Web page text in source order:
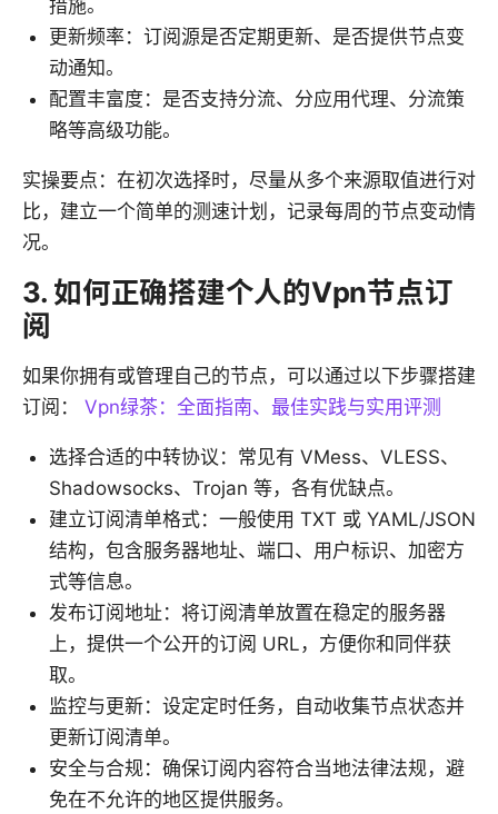
措施。
更新频率：订阅源是否定期更新、是否提供节点变
动通知。
配置丰富度：是否支持分流、分应用代理、分流策
略等高级功能。
实操要点：在初次选择时，尽量从多个来源取值进行对
比，建立一个简单的测速计划，记录每周的节点变动情
况。
3. 如何正确搭建个人的Vpn节点订
阅
如果你拥有或管理自己的节点，可以通过以下步骤搭建
订阅： Vpn绿茶：全面指南、最佳实践与实用评测
选择合适的中转协议：常见有 VMess、VLESS、
Shadowsocks、Trojan 等，各有优缺点。
建立订阅清单格式：一般使用 TXT 或 YAML/JSON
结构，包含服务器地址、端口、用户标识、加密方
式等信息。
发布订阅地址：将订阅清单放置在稳定的服务器
上，提供一个公开的订阅 URL，方便你和同伴获
取。
监控与更新：设定定时任务，自动收集节点状态并
更新订阅清单。
安全与合规：确保订阅内容符合当地法律法规，避
免在不允许的地区提供服务。